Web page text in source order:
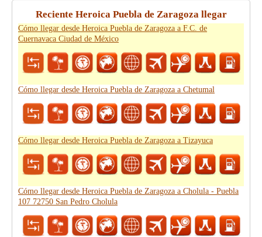
Reciente Heroica Puebla de Zaragoza llegar
Cómo llegar desde Heroica Puebla de Zaragoza a F.C. de
Cuernavaca Ciudad de México
Cómo llegar desde Heroica Puebla de Zaragoza a Chetumal
Cómo llegar desde Heroica Puebla de Zaragoza a Tizayuca
Cómo llegar desde Heroica Puebla de Zaragoza a Cholula - Puebla
107 72750 San Pedro Cholula